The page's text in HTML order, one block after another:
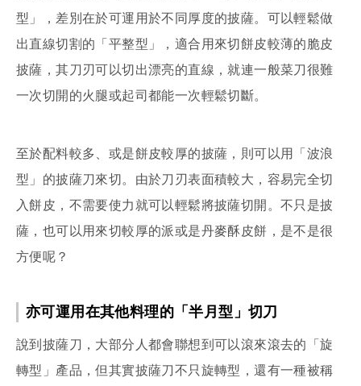
型」，差別在於可運用於不同厚度的披薩。可以輕鬆做
出直線切割的「平整型」，適合用來切餅皮較薄的脆皮
披薩，其刀刃可以切出漂亮的直線，就連一般菜刀很難
一次切開的火腿或起司都能一次輕鬆切斷。
至於配料較多、或是餅皮較厚的披薩，則可以用「波浪
型」的披薩刀來切。由於刀刃表面積較大，容易完全切
入餅皮，不需要使力就可以輕鬆將披薩切開。不只是披
薩，也可以用來切較厚的派或是丹麥酥皮餅，是不是很
方便呢？
亦可運用在其他料理的「半月型」切刀
說到披薩刀，大部分人都會聯想到可以滾來滾去的「旋
轉型」產品，但其實披薩刀不只旋轉型，還有一種被稱